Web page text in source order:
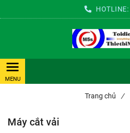
HOTLINE:
Trang chủ /
Máy cắt vải